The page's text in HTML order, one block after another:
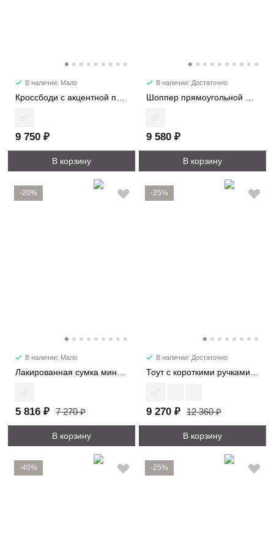
В наличии: Мало
Кроссбоди с акцентной пряжкой 2366
9 750 ₽
В корзину
В наличии: Достаточно
Шоппер прямоугольной формы 1192
9 580 ₽
В корзину
-20%
В наличии: Мало
5 816 ₽ 7 270 ₽
В корзину
-25%
В наличии: Достаточно
9 270 ₽ 12 360 ₽
В корзину
-40% -25%